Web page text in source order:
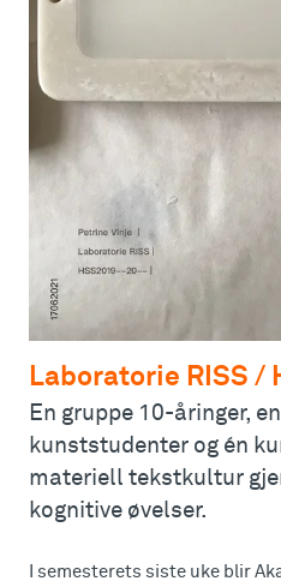
Laboratorie RISS /
En gruppe 10-åringer,
kunststudenter og én
materiell tekstkultur
kognitive øvelser.
I semesterets siste uke blir